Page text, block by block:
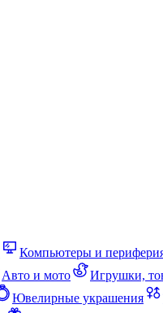
Компьютеры и
Авто и мото Игрушки,
Ювелирные украшения